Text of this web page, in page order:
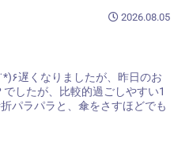
2026.08.05
したが、比較的過ごしやすい1
パラパラと、傘をさすほどでも